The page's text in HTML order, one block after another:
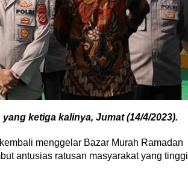
ketiga kalinya, Jumat (14/4/2023).
menggelar Bazar Murah Ramadan
antusias ratusan masyarakat yang tinggi